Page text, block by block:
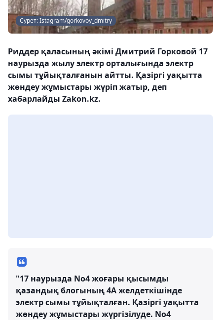
Сурет: Istagram/gorkovoy_dmitry
Риддер қаласының әкімі Дмитрий Горковой 17
наурызда жылу электр орталығында электр
сымы тұйықталғанын айтты. Қазіргі уақытта
жөндеу жұмыстары жүріп жатыр, деп
хабарлайды Zakon.kz.
"17 наурызда No4 жоғары қысымды
қазандық блогының 4А желдеткішінде
электр сымы тұйықталған. Қазіргі уақытта
жөндеу жұмыстары жүргізілуде. No4